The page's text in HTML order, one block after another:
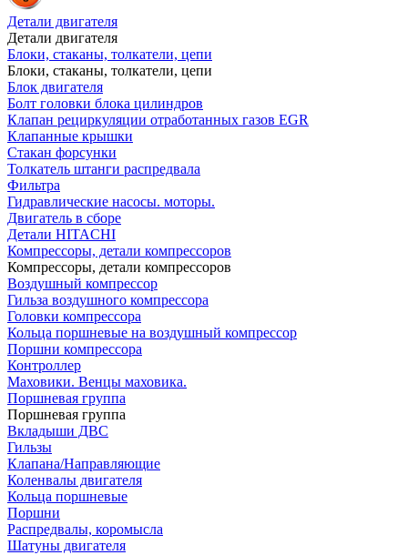
Детали двигателя
Детали двигателя
Блоки, стаканы, толкатели, цепи
Блоки, стаканы, толкатели, цепи
Блок двигателя
Болт головки блока цилиндров
Клапан рециркуляции отработанных газов EGR
Клапанные крышки
Стакан форсунки
Толкатель штанги распредвала
Фильтра
Гидравлические насосы. моторы.
Двигатель в сборе
Детали HITACHI
Компрессоры, детали компрессоров
Компрессоры, детали компрессоров
Воздушный компрессор
Гильза воздушного компрессора
Головки компрессора
Кольца поршневые на воздушный компрессор
Поршни компрессора
Контроллер
Маховики. Венцы маховика.
Поршневая группа
Поршневая группа
Вкладыши ДВС
Гильзы
Клапана/Направляющие
Коленвалы двигателя
Кольца поршневые
Поршни
Распредвалы, коромысла
Шатуны двигателя